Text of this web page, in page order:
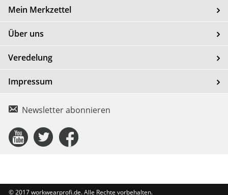
Mein Merkzettel
Über uns
Veredelung
Impressum
Newsletter abonnieren
ConnectConnect
Connect
© 2017 workwearprofi.de. Alle Rechte vorbehalten.